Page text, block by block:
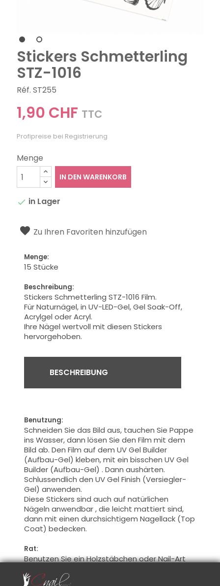
Stickers Schmetterling
STZ-1016
Réf. ST255
1,90 CHF TTC
Profipreise bei Registrierung
Menge
IN DEN WARENKORB
 in Lager
Zu Ihren Favoriten hinzufügen
Menge:
15 Stücke
Beschreibung:
Stickers Schmetterling STZ-1016 Film.
Für Naturnägel, in UV-LED-Gel, Gel Soak-Off,
Acrylgel oder Acryl.
Ihre Nägel wertvoll mit diesen Stickers
hervorgehoben.
BESCHREIBUNG
Benutzung:
Schneiden Sie das Bild aus, tauchen Sie Pappe
ins Wasser, dann lösen Sie den Film mit dem
Bild ab. Den Film auf dem UV Gel Builder
(Aufbau-Gel) kleben, mit ein bisschen UV Gel
Builder (Aufbau-Gel) . Dann aushärten.
Schlussendlich den UV Gel Finish (Versiegler-
Gel) anwenden.
Diese Stickers sind auch auf natürlichen
Nägeln anwendbar , die leicht mattiert sind,
dann mit einen durchsichtigem Nagellack (Top
Coat) bedecken.
Rat:
Benutzen Sie ein Holzstäbchen oder Nail-Art
Stickers genau und mit mehr Leichtigkeit